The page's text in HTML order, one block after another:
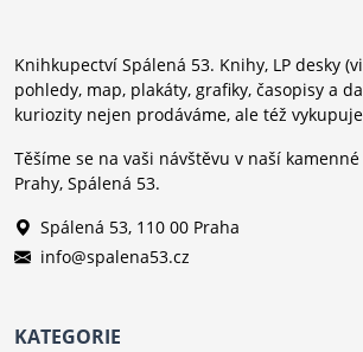
Knihkupectví Spálená 53. Knihy, LP desky
pohledy, map, plakáty, grafiky, časopisy a
kuriozity nejen prodáváme, ale též
Těšíme se na vaši návštěvu v naší
Prahy, Spálená 53.
Spálená 53, 110 00 Praha
info@spalena53.cz
KATEGORIE